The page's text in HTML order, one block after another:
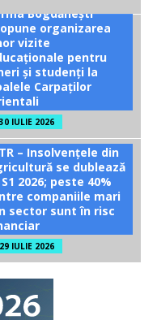
Bogdănești
organizarea
vizite
pentru
și studenți la
Carpaților
30 IULIE 2026
– Insolvențele din
se dublează
2026; peste 40%
companiile mari
sector sunt în risc
29 IULIE 2026